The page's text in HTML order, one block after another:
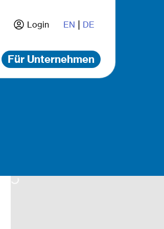
Für Unternehmen
Login EN | DE